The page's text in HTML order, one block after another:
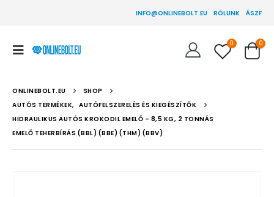
INFO@ONLINEBOLT.EU RÓLUNK ÁSZF
0 0
ONLINEBOLT.EU
SHOP
AUTÓS TERMÉKEK, AUTÓFELSZERELÉS ÉS KIEGÉSZÍTŐK
HIDRAULIKUS AUTÓS KROKODIL EMELŐ – 8,5 KG, 2 TONNÁS
EMELŐ TEHERBÍRÁS (BBL) (BBE) (THM) (BBV)